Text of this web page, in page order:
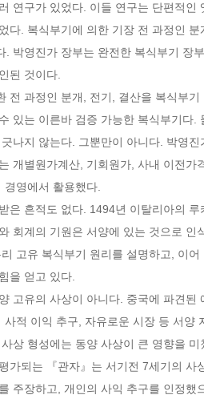
연구가 있었다. 이들 연구는 단편적
다. 복식부기에 의한 기장 전 과정인
. 박영진가 장부는 완전한 복식부기 장
된 것이다.
전 과정인 분개, 전기, 결산을 복식부
있는 이른바 검증 가능한 복식부기다
나지 않는다. 그뿐만이 아니다. 박영
개별원가계산, 기회원가, 사내 이전
영에서 활용했다.
은 흔적도 없다. 1494년 이탈리아의
회계의 기원은 서양에 있는 것으로
고유 복식부기 원리를 설명하고, 이
을 얻고 있다.
고유의 사상이 아니다. 중국에 파견
사적 이익 추구, 자유로운 시장 등 서
상 형성에는 동양 사상이 큰 영향을
가되는 『관자』는 서기전 7세기의
주장하고, 개인의 사익 추구를 인정